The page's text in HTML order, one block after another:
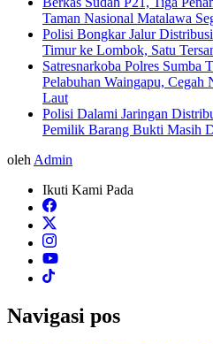
Taman Nasional Matalawa
Polisi Bongkar Jalur
Timur ke Lombok, Satu
Satresnarkoba Polres Sumba
Pelabuhan Waingapu,
Laut
Polisi Dalami Jaringan
Pemilik Barang Bukti Masih
oleh Admin
Ikuti Kami Pada
Navigasi pos